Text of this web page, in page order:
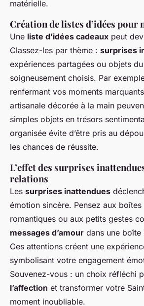
matérielle.
Création de listes d’idées pour
Une liste d’idées cadeaux peut
Classez-les par thème : surprises
expériences partagées ou objets
soigneusement choisis. Par
renfermant vos moments
artisanale décorée à la main
simples objets en trésors
organisée évite d’être pris au
les chances de réussite.
L’effet des surprises
relations
Les surprises inattendues
émotion sincère. Pensez aux boîtes
romantiques ou aux petits gestes
messages d’amour dans une boîte
Ces attentions créent une
symbolisant votre engagement
Souvenez-vous : un choix réfléchi
l’affection et transformer votre
moment inoubliable.